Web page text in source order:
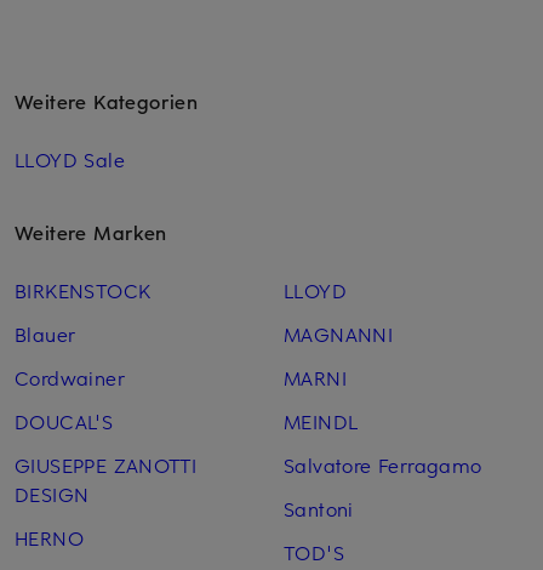
Weitere Kategorien
LLOYD Sale
Weitere Marken
BIRKENSTOCK
Blauer
Cordwainer
DOUCAL'S
GIUSEPPE ZANOTTI
DESIGN
HERNO
LLOYD
MAGNANNI
MARNI
MEINDL
Salvatore Ferragamo
Santoni
TOD'S